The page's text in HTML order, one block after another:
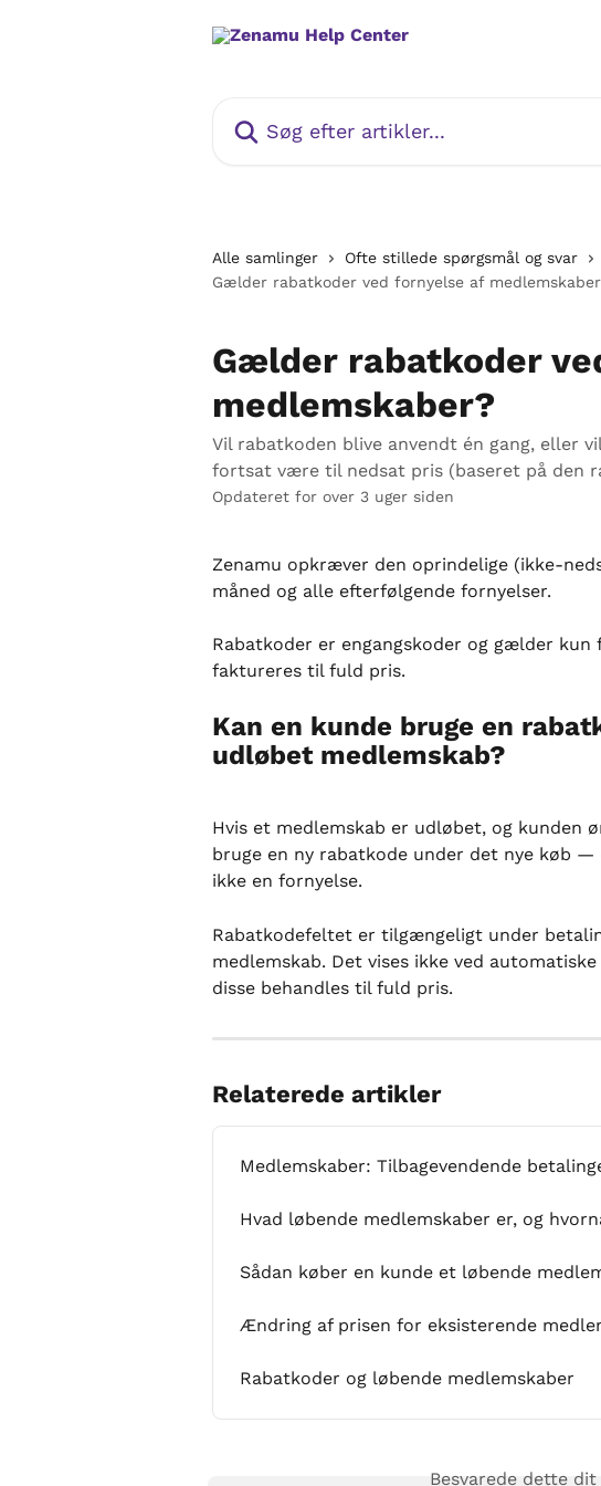
Alle samlinger
Ofte stillede spørgsmål og svar
Gælder rabatkoder ved fornyelse af
Gælder rabatkoder
medlemskaber?
Vil rabatkoden blive anvendt én gang, eller
fortsat være til nedsat pris (baseret på den
Opdateret for over 3 uger siden
Zenamu opkræver den oprindelige (ikke-
måned og alle efterfølgende fornyelser.
Rabatkoder er engangskoder og gælder
faktureres til fuld pris.
Kan en kunde bruge en
udløbet medlemskab?
Hvis et medlemskab er udløbet, og kunden
bruge en ny rabatkode under det nye køb
ikke en fornyelse.
Rabatkodefeltet er tilgængeligt under
medlemskab. Det vises ikke ved
disse behandles til fuld pris.
Relaterede artikler
Medlemskaber: Tilbagevendende
Hvad løbende medlemskaber er, og
Sådan køber en kunde et løbende
Ændring af prisen for eksisterende
Rabatkoder og løbende medlemskaber
Besvarede dette